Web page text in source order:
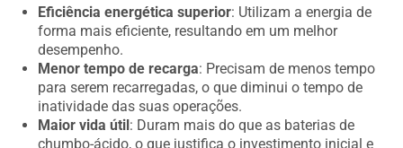
Eficiência energética superior: Utilizam a energia de
forma mais eficiente, resultando em um melhor
desempenho.
Menor tempo de recarga: Precisam de menos tempo
para serem recarregadas, o que diminui o tempo de
inatividade das suas operações.
Maior vida útil: Duram mais do que as baterias de
chumbo-ácido, o que justifica o investimento inicial e